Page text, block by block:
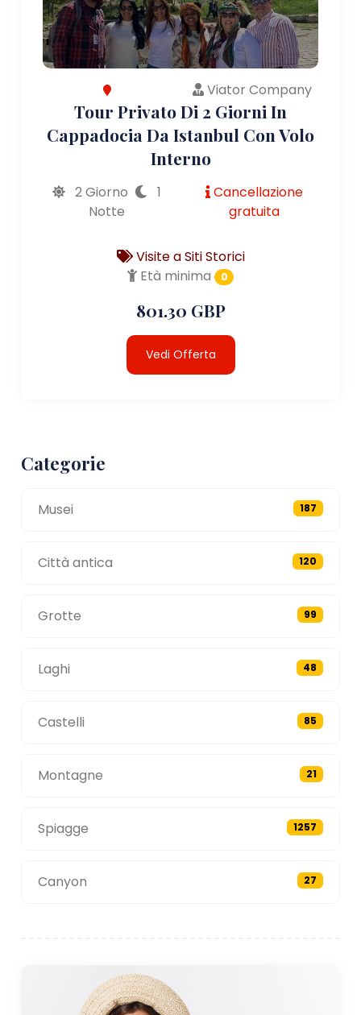
Viator Company
Tour Privato Di 2 Giorni In
Cappadocia Da Istanbul Con Volo
Interno
2 Giorno
1
Notte
Cancellazione
gratuita
Visite a Siti Storici
Età minima
0
801.30 GBP
Vedi Offerta
Categorie
Musei 187
Città antica 120
Grotte 99
Laghi 48
Castelli 85
Montagne 21
Spiagge 1257
Canyon 27